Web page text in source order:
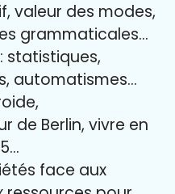
valeur des modes,
grammaticales…
: statistiques,
automatismes…
de Berlin, vivre en
face aux